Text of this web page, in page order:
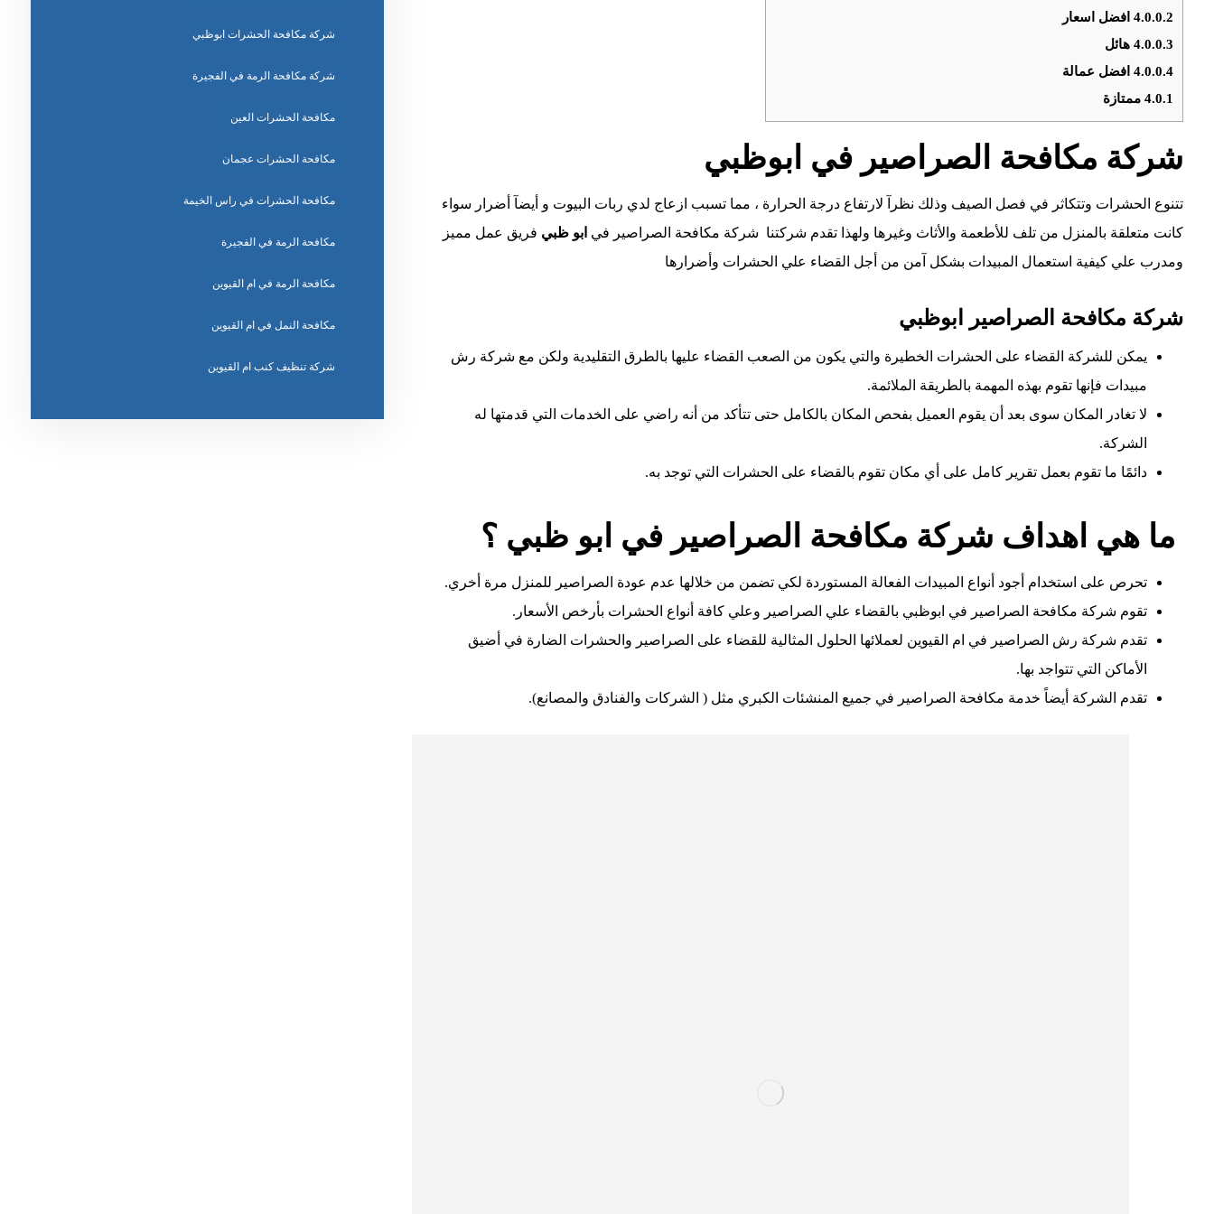
4.0.0.2افضل اسعار
4.0.0.3هائل
4.0.0.4افضل عمالة
4.0.1ممتازة
شركة مكافحة الصراصير في ابوظبي
تتنوع الحشرات وتتكاثر في فصل الصيف وذلك نظرآ لارتفاع درجة الحرارة ، مما تسبب ازعاج لدي ربات البيوت و أيضآ أضرار سواء
كانت متعلقة بالمنزل من تلف للأطعمة والأثاث وغيرها ولهذا تقدم شركتنا شركة مكافحة الصراصير في ابو ظبي فريق عمل مميز
ومدرب علي كيفية استعمال المبيدات بشكل آمن من أجل القضاء علي الحشرات وأضرارها
شركة مكافحة الصراصير ابوظبي
يمكن للشركة القضاء على الحشرات الخطيرة والتي يكون من الصعب القضاء عليها بالطرق التقليدية ولكن مع شركة رش
مبيدات فإنها تقوم بهذه المهمة بالطريقة الملائمة.
لا تغادر المكان سوى بعد أن يقوم العميل بفحص المكان بالكامل حتى تتأكد من أنه راضي على الخدمات التي قدمتها له
الشركة.
دائمًا ما تقوم بعمل تقرير كامل على أي مكان تقوم بالقضاء على الحشرات التي توجد به.
ما هي اهداف شركة مكافحة الصراصير في ابو ظبي ؟
تحرص على استخدام أجود أنواع المبيدات الفعالة المستوردة لكي تضمن من خلالها عدم عودة الصراصير للمنزل مرة أخري.
تقوم شركة مكافحة الصراصير في ابوظبي بالقضاء علي الصراصير وعلي كافة أنواع الحشرات بأرخص الأسعار.
تقدم شركة رش الصراصير في ام القيوين لعملائها الحلول المثالية للقضاء على الصراصير والحشرات الضارة في أضيق
الأماكن التي تتواجد بها.
تقدم الشركة أيضاً خدمة مكافحة الصراصير في جميع المنشئات الكبري مثل ( الشركات والفنادق والمصانع).
شركة مكافحة الحشرات ابوظبي
شركة مكافحة الرمة في الفجيرة
مكافحة الحشرات العين
مكافحة الحشرات عجمان
مكافحة الحشرات في راس الخيمة
مكافحة الرمة في الفجيرة
مكافحة الرمة في ام القيوين
مكافحة النمل في ام القيوين